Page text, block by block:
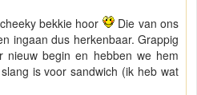
bekkie hoor
Die van ons
ingaan dus herkenbaar. Grappig
nieuw begin en hebben we hem
is voor sandwich (ik heb wat